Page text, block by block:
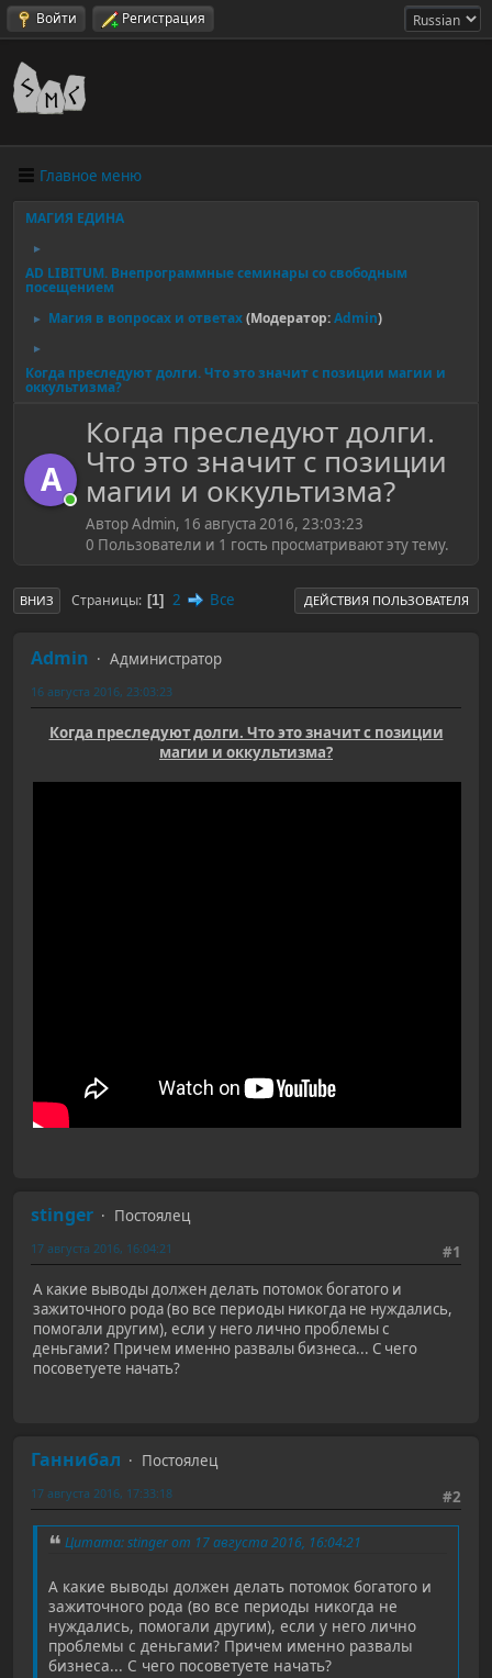
Войти Регистрация
Главное меню
МАГИЯ ЕДИНА
►
AD LIBITUM. Внепрограммные семинары со свободным
посещением
► Магия в вопросах и ответах(Модератор:Admin)
►
Когда преследуют долги. Что это значит с позиции магии и
оккультизма?
A
Когда преследуют долги.
Что это значит с позиции
магии и оккультизма?
Автор Admin, 16 августа 2016, 23:03:23
0 Пользователи и 1 гость просматривают эту тему.
ВНИЗ Страницы 1 2 Все ДЕЙСТВИЯ ПОЛЬЗОВАТЕЛЯ
Admin Администратор
16 августа 2016, 23:03:23
Когда преследуют долги. Что это значит с позиции
магии и оккультизма?
stinger
Постоялец
#1
17 августа 2016, 16:04:21
А какие выводы должен делать потомок богатого и
зажиточного рода (во все периоды никогда не нуждались,
помогали другим), если у него лично проблемы с
деньгами? Причем именно развалы бизнеса... С чего
посоветуете начать?
Ганнибал
Постоялец
#2
17 августа 2016, 17:33:18
Цитата: stinger от 17 августа 2016, 16:04:21
А какие выводы должен делать потомок богатого и
зажиточного рода (во все периоды никогда не
нуждались, помогали другим), если у него лично
проблемы с деньгами? Причем именно развалы
бизнеса... С чего посоветуете начать?